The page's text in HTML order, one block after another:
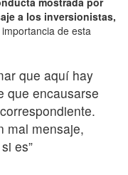
a los inversionistas,
de esta
que aquí hay
que encausarse
mal mensaje,
es”